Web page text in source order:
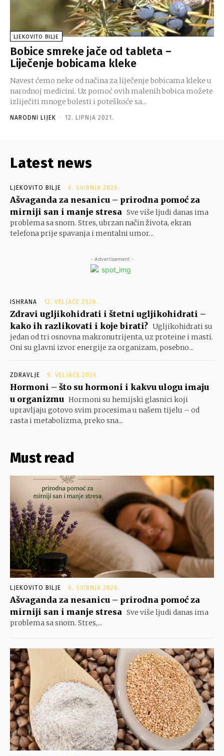
LJEKOVITO BILJE
Bobice smreke jače od tableta –
Liječenje bobicama kleke
Navest ćemo neke od načina za liječenje bobicama kleke u
narodnoj medicini. Uz pomoć ovih malenih bobica možete
izliječiti mnoge bolesti i poteškoće sa...
NARODNI LIJEK - 12. LIPNJA 2021.
Latest news
LJEKOVITO BILJE 6. SVIBNJA 2026.
Ašvaganda za nesanicu – prirodna pomoć za
mirniji san i manje stresa Sve više ljudi danas ima
problema sa snom. Stres, ubrzan način života, ekran
telefona prije spavanja i mentalni umor...
- Advertisement -
ISHRANA 12. VELJAČE 2026.
Zdravi ugljikohidrati i štetni ugljikohidrati –
kako ih razlikovati i koje birati? Ugljikohidrati su
jedan od tri osnovna makronutrijenta, uz proteine i masti.
Oni su glavni izvor energije za organizam, posebno...
ZDRAVLJE 9. VELJAČE 2026.
Hormoni – što su hormoni i kakvu ulogu imaju
u organizmu Hormoni su hemijski glasnici koji
upravljaju gotovo svim procesima u našem tijelu – od
rasta i metabolizma, preko sna...
Must read
LJEKOVITO BILJE 6. SVIBNJA 2026.
Ašvaganda za nesanicu – prirodna pomoć za
mirniji san i manje stresa Sve više ljudi danas ima
problema sa snom. Stres,...